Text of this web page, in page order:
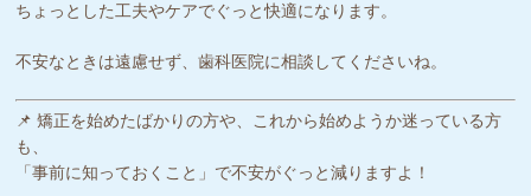
ちょっとした工夫やケアでぐっと快適になります。
不安なときは遠慮せず、歯科医院に相談してくださいね。
📌 矯正を始めたばかりの方や、これから始めようか迷っている方
も、
「事前に知っておくこと」で不安がぐっと減りますよ！